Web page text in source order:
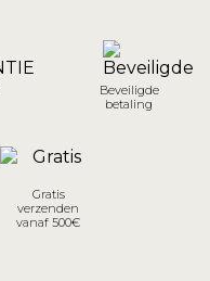
Beveiligde
betaling
Gratis
verzenden
vanaf 500€